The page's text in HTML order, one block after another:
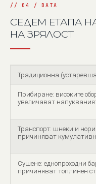
СЕДЕМ ЕТАПА
НА ЗРЯЛОСТ
Традиционна
Прибиране: високите
увеличават
Транспорт: шнеки и
причиняват
Сушене: еднопроходни
причиняват топлинен